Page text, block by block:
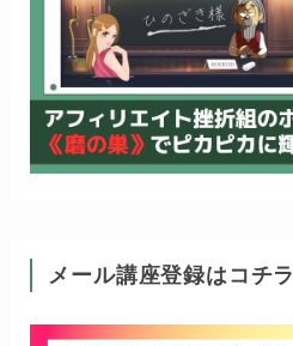
メール講座登録はコチラ